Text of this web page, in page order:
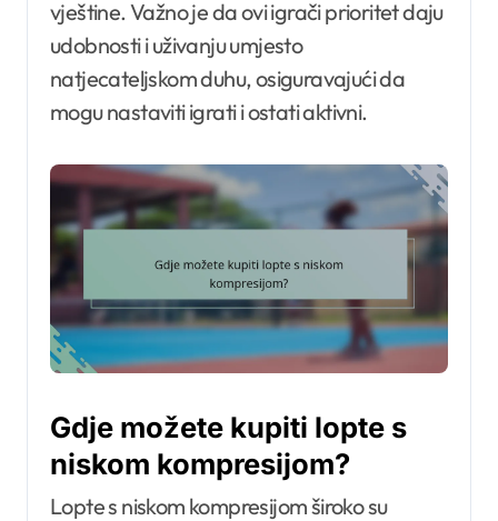
vještine. Važno je da ovi igrači prioritet daju
udobnosti i uživanju umjesto
natjecateljskom duhu, osiguravajući da
mogu nastaviti igrati i ostati aktivni.
Gdje možete kupiti lopte s
niskom kompresijom?
Lopte s niskom kompresijom široko su